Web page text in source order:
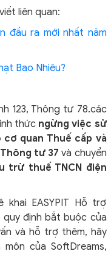
liên quan:
đầu ra mới nhất năm
Bao Nhiêu?
123, Thông tư 78.các
thức ngừng việc sử
quan Thuế cấp và
tư 37 và chuyển
trừ thuế TNCN điện
khai EASYPIT Hỗ trợ
quy định bắt buộc của
và hỗ trợ thêm, hãy
của SoftDreams,